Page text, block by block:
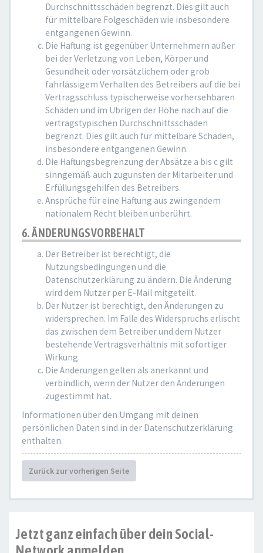
Durchschnittsschäden begrenzt. Dies gilt auch
für mittelbare Folgeschäden wie insbesondere
entgangenen Gewinn.
Die Haftung ist gegenüber Unternehmern außer
bei der Verletzung von Leben, Körper und
Gesundheit oder vorsätzlichem oder grob
fahrlässigem Verhalten des Betreibers auf die bei
Vertragsschluss typischerweise vorhersehbaren
Schäden und im Übrigen der Höhe nach auf die
vertragstypischen Durchschnittsschäden
begrenzt. Dies gilt auch für mittelbare Schäden,
insbesondere entgangenen Gewinn.
Die Haftungsbegrenzung der Absätze a bis c gilt
sinngemäß auch zugunsten der Mitarbeiter und
Erfüllungsgehilfen des Betreibers.
Ansprüche für eine Haftung aus zwingendem
nationalem Recht bleiben unberührt.
6. ÄNDERUNGSVORBEHALT
Der Betreiber ist berechtigt, die
Nutzungsbedingungen und die
Datenschutzerklärung zu ändern. Die Änderung
wird dem Nutzer per E-Mail mitgeteilt.
Der Nutzer ist berechtigt, den Änderungen zu
widersprechen. Im Falle des Widerspruchs erlischt
das zwischen dem Betreiber und dem Nutzer
bestehende Vertragsverhältnis mit sofortiger
Wirkung.
Die Änderungen gelten als anerkannt und
verbindlich, wenn der Nutzer den Änderungen
zugestimmt hat.
Informationen über den Umgang mit deinen
persönlichen Daten sind in der Datenschutzerklärung
enthalten.
Zurück zur vorherigen Seite
Jetzt ganz einfach über dein Social-